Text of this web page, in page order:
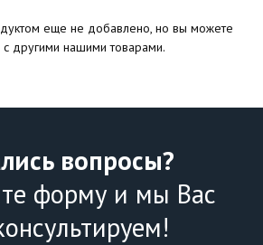
еще не добавлено, но вы можете
другими нашими товарами.
вопросы?
форму и мы Вас